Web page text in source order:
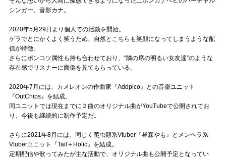
Follow us
Official SNS
シンガー、音影カナ。
2020年5月29日より個人での活動を開始。
ゲラでとにかくよく笑うため、自然とこちらも笑顔になってしまうような配
信が特徴。
さらにポンコツ属性も持ち合わせており、“隣の席の明るい女友達”のような
存在感でリスナーに面倒を見てもらっている。
2020年7月には、カメレオンの作曲家『Addpico』との音楽ユニット
『OutChips』を結成。
同ユニットでは現在までに２曲のオリジナル曲がYouTubeで公開されてお
り、今後も継続的に制作予定だ。
さらに2021年8月には、同じく爬虫類系Vtuber『昼森やも』とメンヘラ系
Vtuberユニット『Tail＋Holic』を結成。
定期配信や歌ってみたが主な活動で、オリジナル曲も公開予定となってい